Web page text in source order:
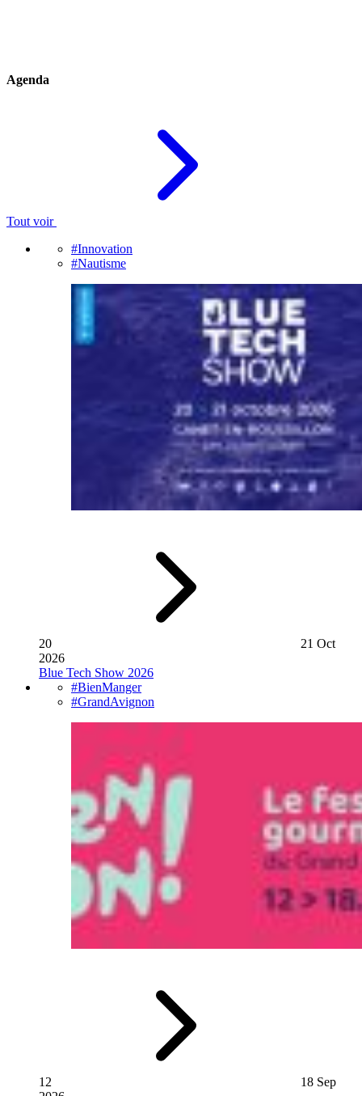
Agenda
Tout voir
#Innovation
#Nautisme
20
21 Oct
2026
Blue Tech Show 2026
#BienManger
#GrandAvignon
12
18 Sep